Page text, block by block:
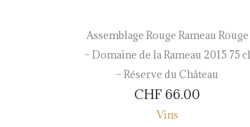
Assemblage Rouge Rameau Rouge
– Domaine de la Rameau 2015 75 cl
– Réserve du Château
CHF 66.00
Vins